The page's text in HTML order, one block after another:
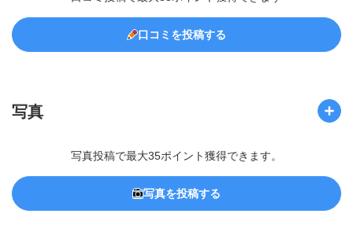
口コミを投稿する
写真
写真投稿で最大35ポイント獲得できます。
写真を投稿する